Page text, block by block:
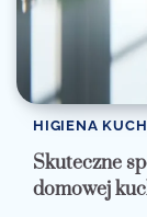
HIGIENA
Skuteczne
domowej